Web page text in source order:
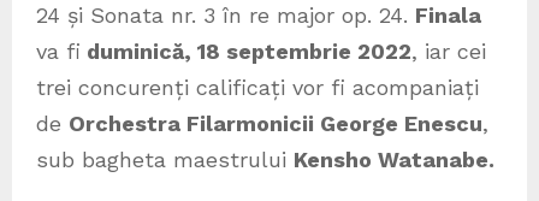
24 și Sonata nr. 3 în re major op. 24. Finala
va fi duminică, 18 septembrie 2022, iar cei
trei concurenți calificați vor fi acompaniați
de Orchestra Filarmonicii George Enescu,
sub bagheta maestrului Kensho Watanabe.